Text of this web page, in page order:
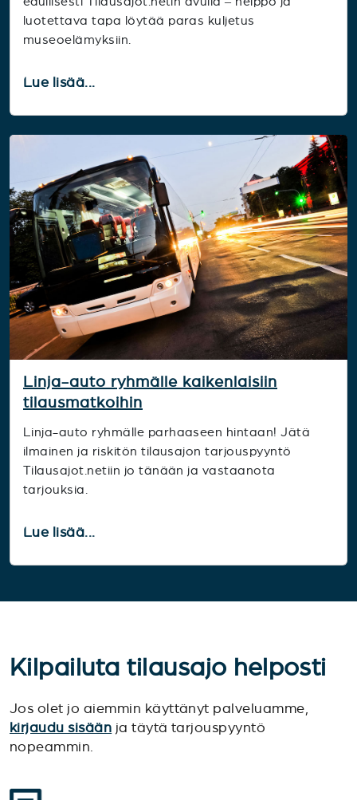
luotettava tapa löytää paras kuljetus
museoelämyksiin.
Lue lisää...
Linja-auto ryhmälle kaikenlaisiin
tilausmatkoihin
Linja-auto ryhmälle parhaaseen hintaan! Jätä
ilmainen ja riskitön tilausajon tarjouspyyntö
Tilausajot.netiin jo tänään ja vastaanota
tarjouksia.
Lue lisää...
Kilpailuta tilausajo helposti
Jos olet jo aiemmin käyttänyt palveluamme,
kirjaudu sisään ja täytä tarjouspyyntö
nopeammin.